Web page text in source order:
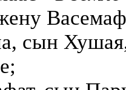
сын